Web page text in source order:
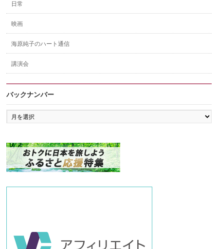
日常
映画
海原純子のハート通信
講演会
バックナンバー
バ
ッ
ン
バ
ー